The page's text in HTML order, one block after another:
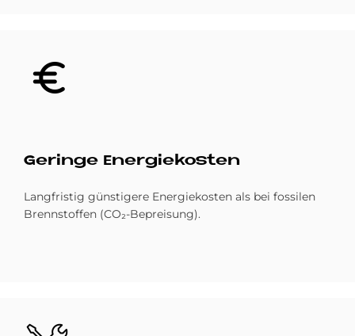
Ge­rin­ge En­er­gie­ko­sten
Langfristig günstigere Energiekosten als bei fossilen
Brennstoffen (CO₂-Bepreisung).
Bild